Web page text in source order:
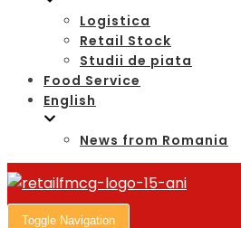
Logistica
Retail Stock
Studii de piata
Food Service
English
News from Romania
Toggle Navigation